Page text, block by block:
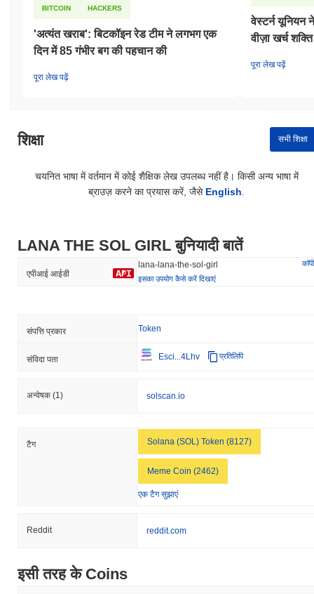
BITCOIN HACKERS
'अत्यंत खराब': बिटकॉइन रेड टीम ने लगभग एक
दिन में 85 गंभीर बग की पहचान की
पूरा लेख पढ़ें
वेस्टर्न यूनियन
वीज़ा खर्च
पूरा लेख पढ़ें
शिक्षा सभी शिक्षा
चयनित भाषा में वर्तमान में कोई शैक्षिक लेख उपलब्ध नहीं है। किसी अन्य भाषा में
ब्राउज़ करने का प्रयास करें, जैसे English
LANA THE SOL GIRL बुनियादी बातें
एपीआई आईडी
lana-lana-the-sol-girl
कॉपी
इसका उपयोग कैसे करें दिखाएं
संपत्ति प्रकार Token
संविदा पता Esci...4Lhv प्रतिलिपि
अन्वेषक (1) solscan.io
टैग Solana (SOL) Token (8127)
Meme Coin (2462)
एक टैग सुझाएं
Reddit reddit.com
इसी तरह के Coins